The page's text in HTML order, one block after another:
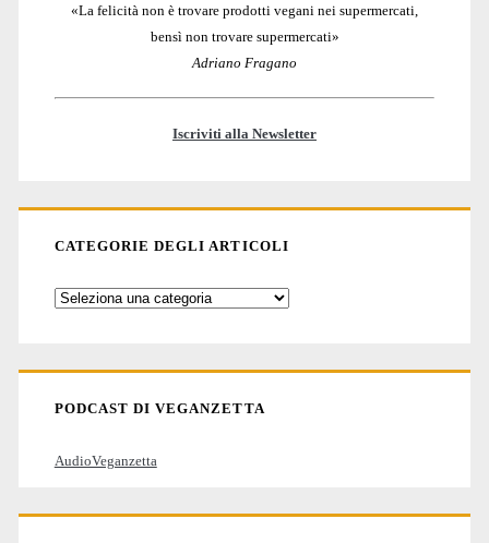
«La felicità non è trovare prodotti vegani nei supermercati,
bensì non trovare supermercati»
Adriano Fragano
Iscriviti alla Newsletter
CATEGORIE DEGLI ARTICOLI
Categorie
PODCAST DI VEGANZETTA
AudioVeganzetta